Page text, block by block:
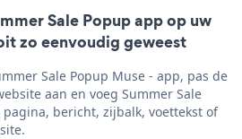
Sale Popup app op uw
zo eenvoudig geweest
Sale Popup Muse - app, pas de
aan en voeg Summer Sale
bericht, zijbalk, voettekst of